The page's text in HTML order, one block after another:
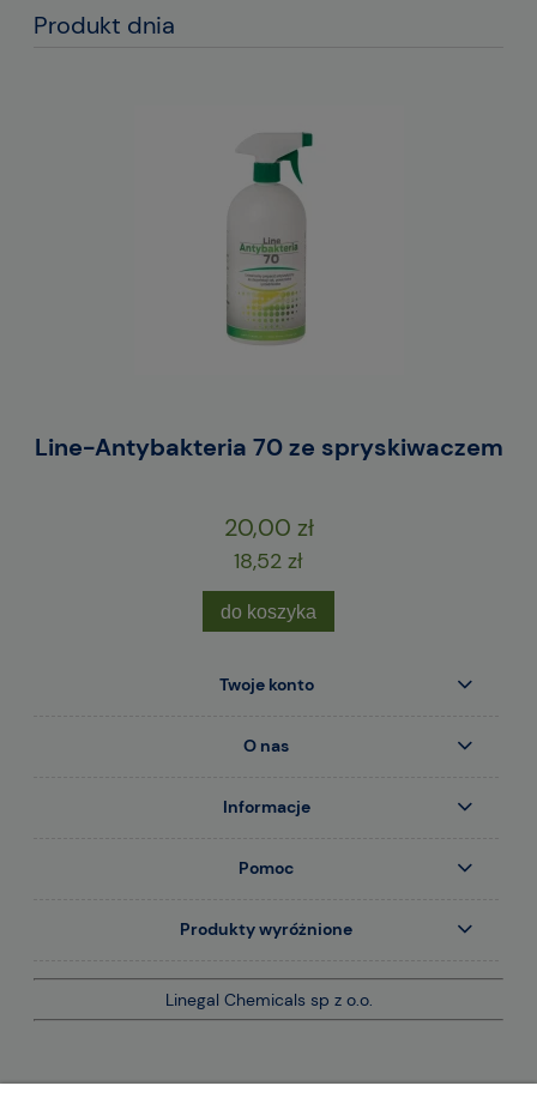
Produkt dnia
Line-Antybakteria 70 ze spryskiwaczem
20,00 zł
18,52 zł
do koszyka
Twoje konto
O nas
Informacje
Pomoc
Produkty wyróżnione
Linegal Chemicals sp z o.o.